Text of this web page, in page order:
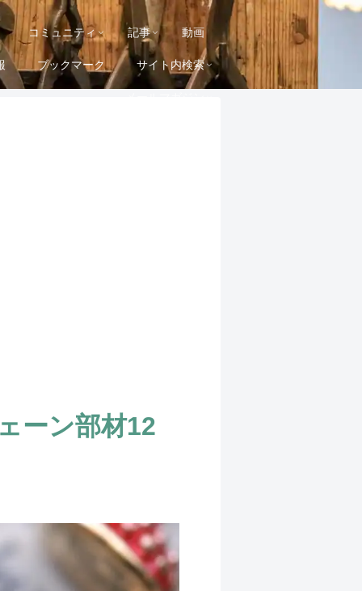
コミュニティ 記事 動画
ブックマーク サイト内検索
ーン部材12